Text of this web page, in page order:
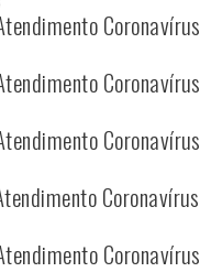
Coronavírus
Coronavírus
Coronavírus
Coronavírus
Coronavírus